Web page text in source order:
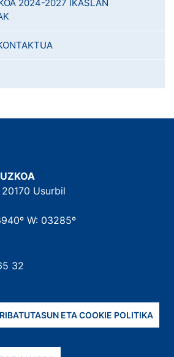
2024-2027 IKASLAN
Usurbil
W: 03285º
32
ETA COOKIE POLITIKA